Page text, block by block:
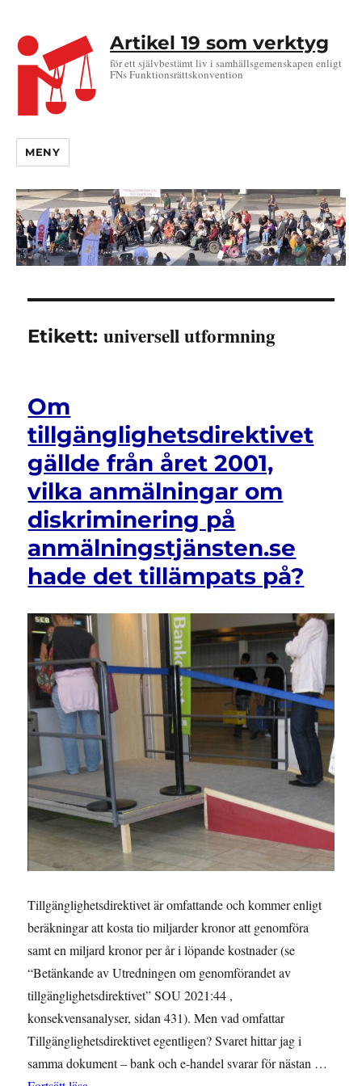
Artikel 19 som verktyg
för ett självbestämt liv i samhällsgemenskapen enligt
FNs Funktionsrättskonvention
MENY
Etikett:universell utformning
Om
tillgänglighetsdirektivet
gällde från året 2001,
vilka anmälningar om
diskriminering på
anmälningstjänsten.se
hade det tillämpats på?
Tillgänglighetsdirektivet är omfattande och kommer enligt
beräkningar att kosta tio miljarder kronor att genomföra
samt en miljard kronor per år i löpande kostnader (se
“Betänkande av Utredningen om genomförandet av
tillgänglighetsdirektivet” SOU 2021:44 ,
konsekvensanalyser, sidan 431). Men vad omfattar
Tillgänglighetsdirektivet egentligen? Svaret hittar jag i
samma dokument – bank och e-handel svarar för nästan …